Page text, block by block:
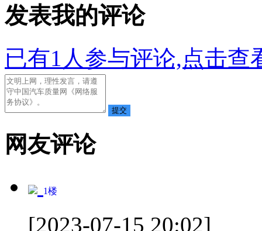
发表我的评论
已有1 人参与评论,点击查
网友评论
1楼
[2023-07-15 20:02]